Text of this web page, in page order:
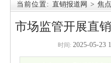
当前位置: 直销报道网 > 焦点
市场监管开展直
时间: 2025-05-23